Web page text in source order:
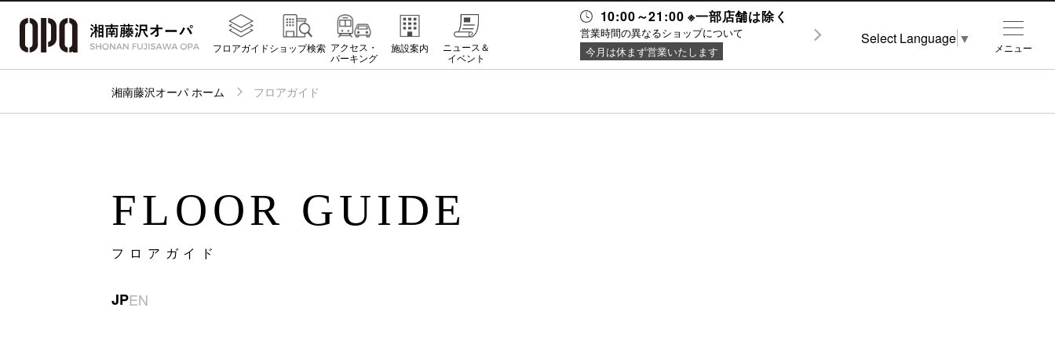
10:00～21:00 ※一部店舗は除く
営業時間の異なるショップについて
今月は休まず営業いたします
フロアガイドショップ検索 アクセス・
パーキング
施設案内
ニュース＆
イベント
湘南藤沢オーパ ホーム フロアガイド
FLOOR GUIDE
フロアガイド
JPEN
メニュー
Select Language ▼